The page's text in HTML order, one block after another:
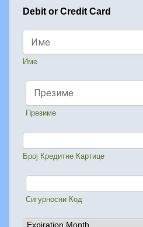
Debit or Credit Card
Име
Презиме
Број Кредитне Картице
Сигурносни Код